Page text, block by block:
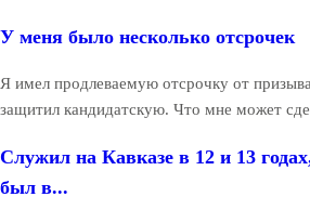
У меня было несколько отсрочек
Я имел продлеваемую отсрочку от
защитил кандидатскую. Что мне может
Служил на Кавказе в 12 и 13
был в...